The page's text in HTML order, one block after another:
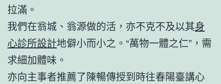
拉滿。
我們在翁城、翁源做的活，亦不克不及以其身
心診所設計地僻小而小之。“萬物一體之仁”，需
求細加體味。
亦向主事者推薦了陳暢傳授到時往春陽臺講心